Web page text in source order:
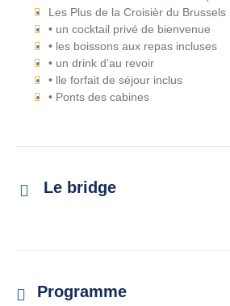
Les Plus de la Croisièr du Brussels
• un cocktail privé de bienvenue
• les boissons aux repas incluses
• un drink d’au revoir
• lle forfait de séjour inclus
• Ponts des cabines
Le bridge
Programme